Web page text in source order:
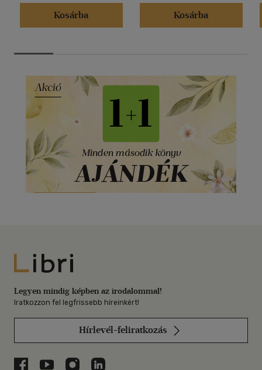
Kosárba
Kosárba
Libri
Legyen mindig képben az irodalommal!
Iratkozzon fel legfrissebb híreinkért!
Hírlevél-feliratkozás
Libri a Facebookon
Libri a Youtube-on
Libri az Instagramon
Libri a LinkedInen